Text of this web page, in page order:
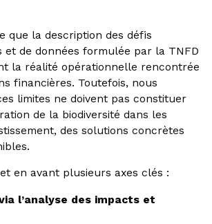
que la description des défis
et de données formulée par la TNFD
la réalité opérationnelle rencontrée
financières. Toutefois, nous
limites ne doivent pas constituer
de la biodiversité dans les
des solutions concrètes
en avant plusieurs axes clés :
l’analyse des impacts et